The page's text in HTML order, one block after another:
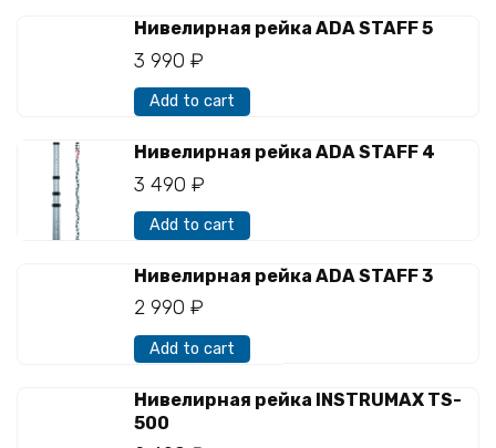
Нивелирная рейка ADA STAFF 5
3 990 ₽
Add to cart
Нивелирная рейка ADA STAFF 4
3 490 ₽
Add to cart
Нивелирная рейка ADA STAFF 3
2 990 ₽
Add to cart
Нивелирная рейка INSTRUMAX TS-
500